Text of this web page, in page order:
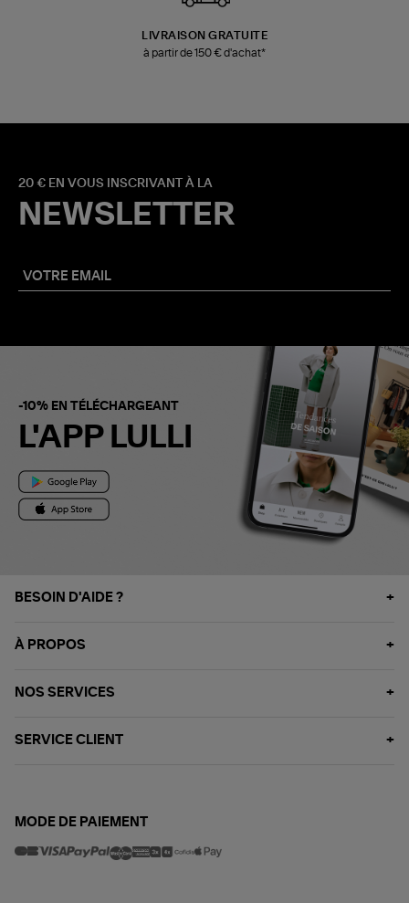
LIVRAISON GRATUITE
à partir de 150 € d'achat*
20 € EN VOUS INSCRIVANT À LA
NEWSLETTER
-10% EN TÉLÉCHARGEANT
L'APP LULLI
BESOIN D'AIDE ?
À PROPOS
NOS SERVICES
SERVICE CLIENT
MODE DE PAIEMENT